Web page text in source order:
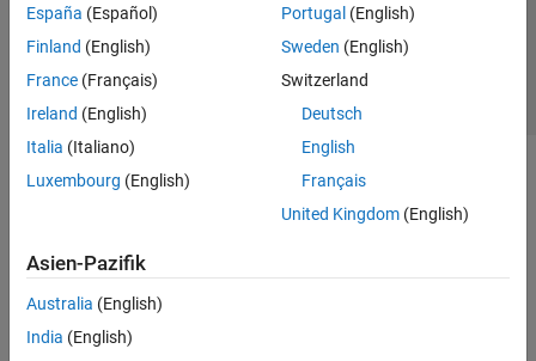
España (Español)
Finland (English)
France (Français)
Ireland (English)
Italia (Italiano)
Luxembourg (English)
Portugal (English)
Sweden (English)
Switzerland
Deutsch
English
Français
United Kingdom(English)
Asien-Pazifik
Australia (English)
India (English)
Website auswählen
Deutschland